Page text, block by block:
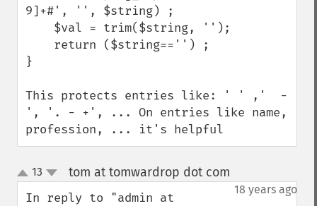
9]+#', '', $string) ;
}
This protects entries like: ' ' ,'  -
', '. - +', ... On entries like name,
profession, ... it's helpful
up
down
13 tom at tomwardrop dot com
18 years ago
In reply to "admin at